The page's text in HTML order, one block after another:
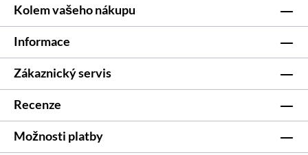
Kolem vašeho nákupu
Informace
Zákaznický servis
Recenze
Možnosti platby